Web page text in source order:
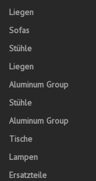
Liegen
Sofas
Stühle
Liegen
Aluminum Group
Stühle
Aluminum Group
Tische
Lampen
Ersatzteile